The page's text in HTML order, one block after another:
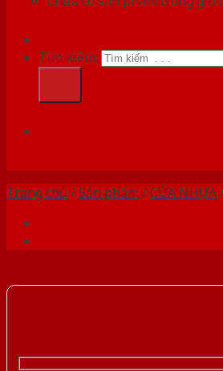
Tìm kiếm:
Trang chủ /Sản phẩm /CỬA NHỰA